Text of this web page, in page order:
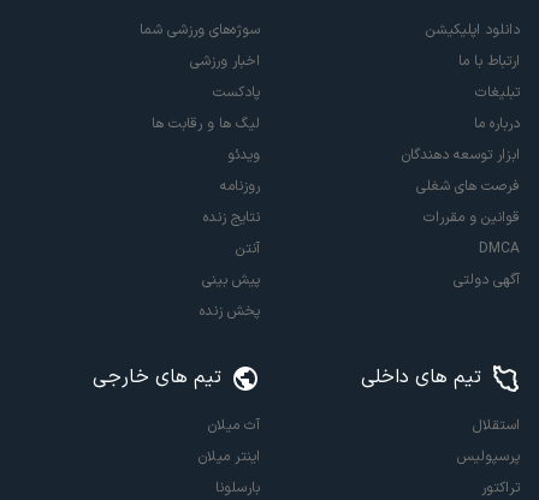
دانلود اپلیکیشن
ارتباط با ما
تبلیغات
درباره ما
ابزار توسعه دهندگان
فرصت های شغلی
قوانین و مقررات
DMCA
آگهی دولتی
سوژه‌های ورزشی شما
اخبار ورزشی
پادکست
لیگ ها و رقابت ها
ویدئو
روزنامه
نتایج زنده
آنتن
پیش بینی
پخش زنده
تیم های داخلی
استقلال
پرسپولیس
تراکتور
تیم های خارجی
آث میلان
اینتر میلان
بارسلونا